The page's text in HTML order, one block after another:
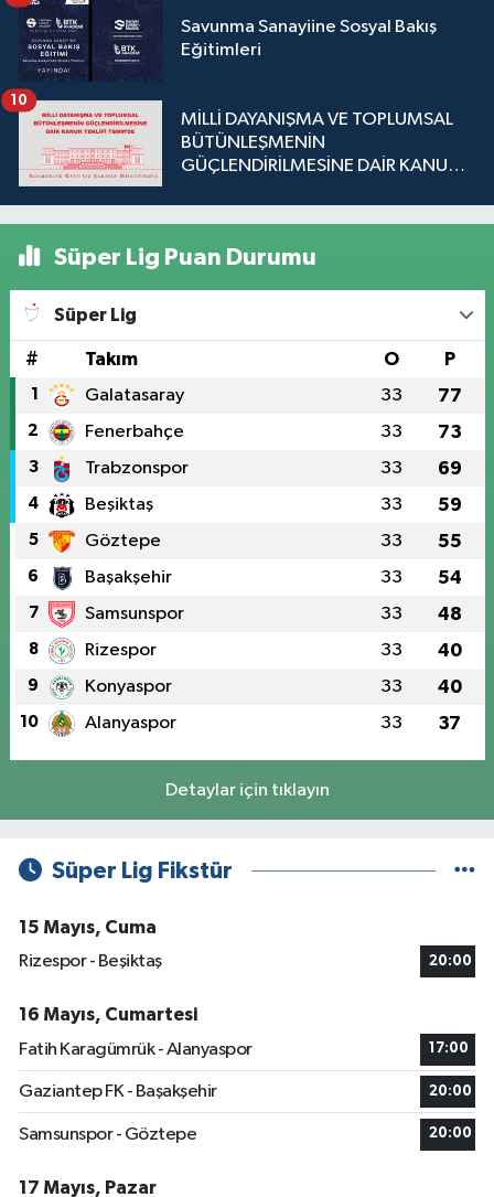
Savunma Sanayiine Sosyal Bakış
Eğitimleri
MİLLİ DAYANIŞMA VE TOPLUMSAL
BÜTÜNLEŞMENİN
GÜÇLENDİRİLMESİNE DAİR KANUN
10
Süper Lig Puan Durumu
Süper Lig
# Takım O P
1 Galatasaray 33 77
2 Fenerbahçe 33 73
3 Trabzonspor 33 69
4 Beşiktaş 33 59
5 Göztepe 33 55
6 Başakşehir 33 54
7 Samsunspor 33 48
8 Rizespor 33 40
9 Konyaspor 33 40
10 Alanyaspor 33 37
Detaylar için tıklayın
Süper Lig Fikstür
15 Mayıs, Cuma
Rizespor - Beşiktaş
20:00
16 Mayıs, Cumartesi
Fatih Karagümrük - Alanyaspor
17:00
Gaziantep FK - Başakşehir 20:00
Samsunspor - Göztepe 20:00
17 Mayıs, Pazar